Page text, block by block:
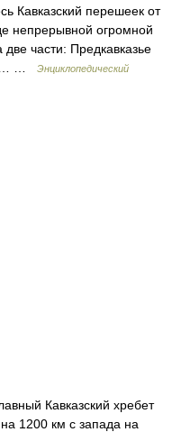
Кавказский перешеек от
непрерывной огромной
части: Предкавказье
…
Энциклопедический
Кавказский хребет
1200 км с запада на